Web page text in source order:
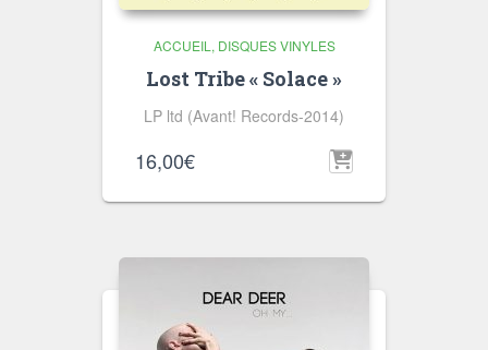
ACCUEIL DISQUES VINYLES
Lost Tribe « Solace »
LP ltd (Avant! Records-2014)
16,00€